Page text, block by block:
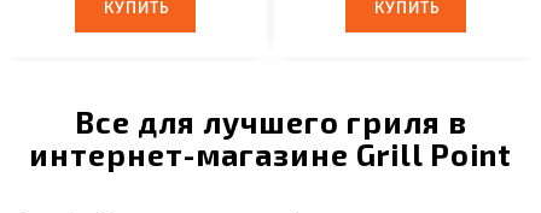
КУПИТЬ
КУПИТЬ КУПИТЬ
КУПИТЬ
Все для лучшего гриля в
интернет-магазине Grill Point